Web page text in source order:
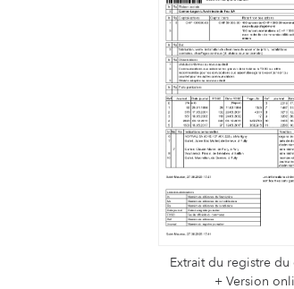
Extrait du registre
+ Version